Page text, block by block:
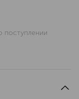
поступлении